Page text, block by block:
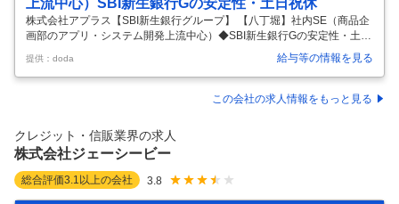
上流中心）SBI新生銀行Gの安定性・土日祝休
株式会社アプラス【SBI新生銀行グループ】 【八丁堀】社内SE（商品企
画部のアプリ・システム開発上流中心）◆SBI新生銀行Gの安定性・土日
祝休◆ 【仕事内容】 【八丁堀】社内SE（商品企画部のアプリ・システ
ム開発上流中心）◆SBI新生銀行Gの安定性・土日祝休◆ 【具体的な仕
事内容】 ≪Sier・ベンダー出身者歓迎／緊急作業年数回程度・土日祝
休・所定労働7時間20分／企画・設計メイン／在宅可／充実した福利厚
たシステムのアプリケーションの保守・開発に係る業務を担当いただき
ます。 キャッシュレス関連の業務に携われる機会も多く、世の中の
提供：doda 給与等の情報を見る
この会社の求人情報をもっと見る
クレジット・信販業界の求人
株式会社ジェーシービー
総合評価3.1 以上の会社 3.8